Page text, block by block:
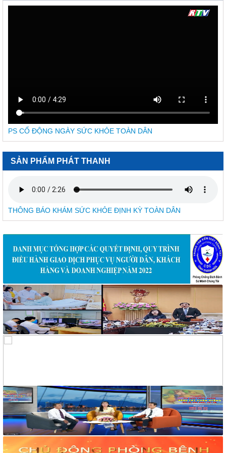
Thu hồi thuốc Temozolomid Ribosepharm 100 mg
845/KSBT-KHNV
V/v mời báo giá dịch vụ Tuyên truyền hưởng ứng Ngày sức
577/KSBT-TCHC
1380A/KSBT-TCHC
V/v mời chào giá thuê xe vận chuyển viên chức, người lao
320/BCH-HCKT
V/v Mời báo giá in banner trang trí cho hoạt động phòng,
chống tác hại của thuốc lá
thông phòng, chống tác hại thuốc lá
258/TM-VHXH
Thư mời Báo giá dịch vụ giải khát cho hoạt động truyền thông
và tập huấn phòng, chống tác hại của thuốc lá
2169/VHXH
V/v mời báo giá thuê âm thanh, ánh sáng, loa và micro tuyên
truyền hoạt động mít tinh Hưởng ứng Tuần lễ Quốc gia không
khói thuốc lá năm 2026
Luật Bảo vệ bí mật nhà nước
63/2026/NĐ-CP
Nghị định Quy định chi tiết một số điều và biện pháp thi hành
Luật bảo vệ bí mật nhà nước
CÔNG BÁO/Số 1097 + 1098
PS CỔ ĐỘNG NGÀY SỨC KHỎE TOÀN DÂN
SẢN PHẨM PHÁT THANH
THÔNG BÁO KHÁM SỨC KHỎE ĐỊNH KỲ TOÀN DÂN